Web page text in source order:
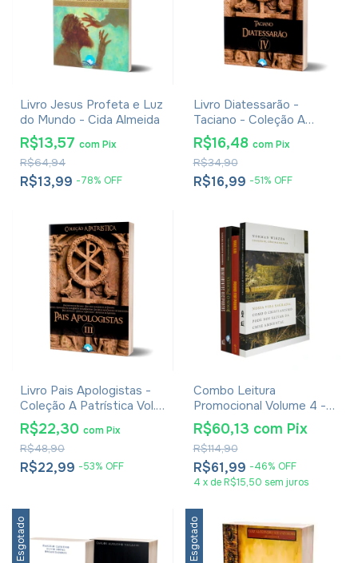
Livro Jesus Profeta e Luz
do Mundo - Cida Almeida
R$13,99 -78% OFF
R$64,94
R$13,57 comPix
Livro Diatessarão -
Taciano - Coleção A
Patrística Vol. IV
R$16,99 -51% OFF
R$34,90
R$16,48 com Pix
Livro Pais Apologistas -
Coleção A Patrística Vol.
III
R$22,99 -53% OFF
R$48,90
R$22,30 comPix
Combo Leitura
Promocional Volume 4 -
Com 4 Livros
R$61,99 -46% OFF
R$114,90
R$60,13 com Pix
4 x de R$15,50 sem juros
Esgotado Esgotado